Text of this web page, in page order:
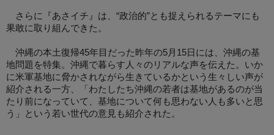
さらに『あさイチ』は、“政治的”とも捉えられるテーマにも
果敢に取り組んできた。
沖縄の本土復帰45年目だった昨年の5月15日には、沖縄の基
地問題を特集。沖縄で暮らす人々のリアルな声を伝えた。いか
に米軍基地に脅かされながら生きているかという生々しい声が
紹介される一方、「わたしたち沖縄の若者は基地があるのが当
たり前になっていて、基地について何も思わない人も多いと思
う」という若い世代の意見も紹介された。